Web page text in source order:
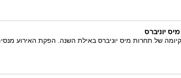
של תחרות מיס יוניברס באילת השנה. הפקת האירוע